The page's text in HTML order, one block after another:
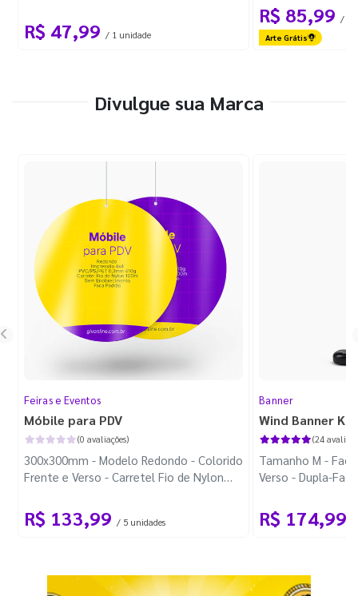
R$ 47,99 / 1 unidade
R$ 85,99 / 1
Arte Grátis
Divulgue sua Marca
Feiras e Eventos
Móbile para PDV
(0 avaliações)
300x300mm - Modelo Redondo - Colorido
Frente e Verso - Carretel Fio de Nylon
R$ 133,99 / 5 unidades
Banner
Wind Banner
(24
Tamanho M -
Verso - Dupla-
R$ 174,99